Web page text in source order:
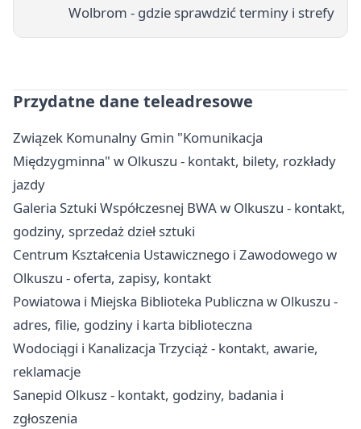
Wolbrom - gdzie sprawdzić terminy i strefy
Przydatne dane teleadresowe
Związek Komunalny Gmin "Komunikacja
Międzygminna" w Olkuszu - kontakt, bilety, rozkłady
jazdy
Galeria Sztuki Współczesnej BWA w Olkuszu - kontakt,
godziny, sprzedaż dzieł sztuki
Centrum Kształcenia Ustawicznego i Zawodowego w
Olkuszu - oferta, zapisy, kontakt
Powiatowa i Miejska Biblioteka Publiczna w Olkuszu -
adres, filie, godziny i karta biblioteczna
Wodociągi i Kanalizacja Trzyciąż - kontakt, awarie,
reklamacje
Sanepid Olkusz - kontakt, godziny, badania i
zgłoszenia